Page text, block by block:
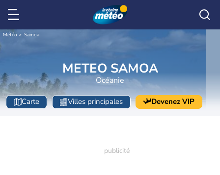
Météo Samoa
METEO SAMOA
Océanie
Carte Villes principales Devenez VIP